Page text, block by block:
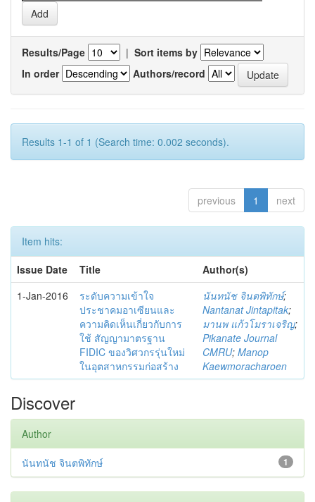
Results/Page | Sort items by
In order
Authors/record
Results 1-1 of 1 (Search time: 0.002 seconds).
previous 1 next
Item hits:
Issue Date
Title
Author(s)
1-Jan-2016
ระดับความเข้าใจ
ประชาคมอาเซียนและ
ความคิดเห็นเกี่ยวกับการ
ใช้ สัญญามาตรฐาน
FIDIC ของวิศวกรรุ่นใหม่
ในอุตสาหกรรมก่อสร้าง
นันทนัช จินตพิทักษ์;
Nantanat Jintapitak;
มานพ แก้วโมราเจริญ;
Pikanate Journal
CMRU; Manop
Kaewmoracharoen
Discover
Author
1
นันทนัช จินตพิทักษ์